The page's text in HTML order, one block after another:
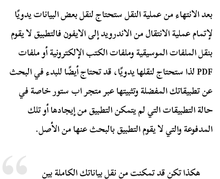
بعد الانتهاء من عملية النقل ستحتاج لنقل بعض البيانات يدويًا
لإتمام عملية الانتقال من الاندرويد إلى الايفون فالتطبيق لا يقوم
بنقل الملفات الموسيقية وملفات الكتب الإلكترونية أو ملفات
PDF لذا ستحتاج لنقلها يدويًا، قد تحتاج أيضًا للبدء في البحث
عن تطبيقاتك المفضلة وتثبيتها عبر متجر اب ستور خاصة في
حالة التطبيقات التي لم يتمكن التطبيق من إيجادها أو تلك
المدفوعة والتي لا يقوم التطبيق بالبحث عنها من الأصل.
هكذا تكن قد تمكنت من نقل بياناتك الكاملة بين